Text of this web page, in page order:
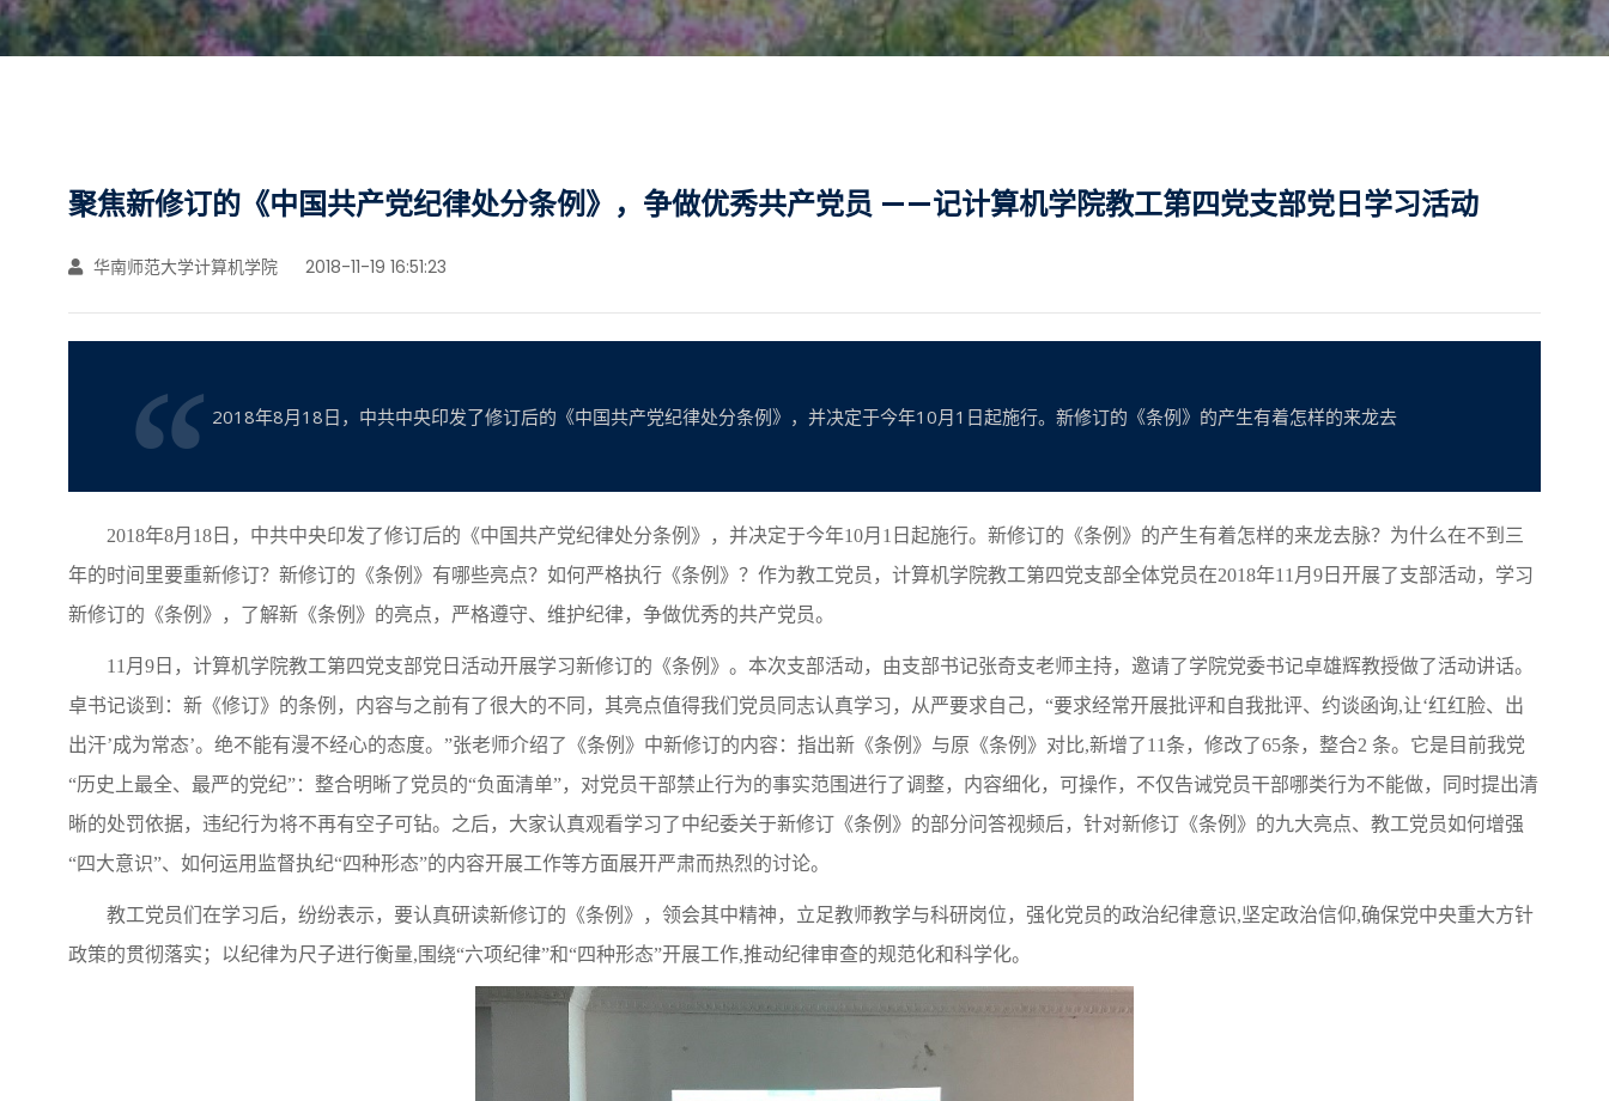
聚焦新修订的《中国共产党纪律处分条例》，争做优秀共产党员 ——记计算机学院教工第四党支部党日学习活动
华南师范大学计算机学院 2018-11-19 16:51:23
2018年8月18日，中共中央印发了修订后的《中国共产党纪律处分条例》，并决定于今年10月1日起施行。新修订的《条例》的产生有着怎样的来龙去
2018年8月18日，中共中央印发了修订后的《中国共产党纪律处分条例》，并决定于今年10月1日起施行。新修订的《条例》的产生有着怎样的来龙去脉？为什么在不到三
年的时间里要重新修订？新修订的《条例》有哪些亮点？如何严格执行《条例》？作为教工党员，计算机学院教工第四党支部全体党员在2018年11月9日开展了支部活动，学习
新修订的《条例》，了解新《条例》的亮点，严格遵守、维护纪律，争做优秀的共产党员。
11月9日，计算机学院教工第四党支部党日活动开展学习新修订的《条例》。本次支部活动，由支部书记张奇支老师主持，邀请了学院党委书记卓雄辉教授做了活动讲话。
卓书记谈到：新《修订》的条例，内容与之前有了很大的不同，其亮点值得我们党员同志认真学习，从严要求自己，“要求经常开展批评和自我批评、约谈函询,让‘红红脸、出
出汗’成为常态’。绝不能有漫不经心的态度。”张老师介绍了《条例》中新修订的内容：指出新《条例》与原《条例》对比,新增了11条，修改了65条，整合2 条。它是目前我党
“历史上最全、最严的党纪”：整合明晰了党员的“负面清单”，对党员干部禁止行为的事实范围进行了调整，内容细化，可操作，不仅告诫党员干部哪类行为不能做，同时提出清
晰的处罚依据，违纪行为将不再有空子可钻。之后，大家认真观看学习了中纪委关于新修订《条例》的部分问答视频后，针对新修订《条例》的九大亮点、教工党员如何增强
“四大意识”、如何运用监督执纪“四种形态”的内容开展工作等方面展开严肃而热烈的讨论。
教工党员们在学习后，纷纷表示，要认真研读新修订的《条例》，领会其中精神，立足教师教学与科研岗位，强化党员的政治纪律意识,坚定政治信仰,确保党中央重大方针
政策的贯彻落实；以纪律为尺子进行衡量,围绕“六项纪律”和“四种形态”开展工作,推动纪律审查的规范化和科学化。